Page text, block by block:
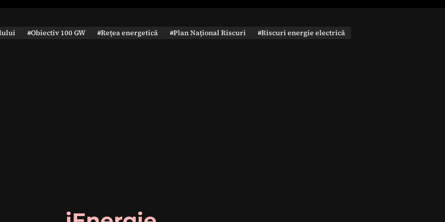
#Obiectiv 100 GW #Rețea energetică #Plan Național Riscuri
#Riscuri energie electrică